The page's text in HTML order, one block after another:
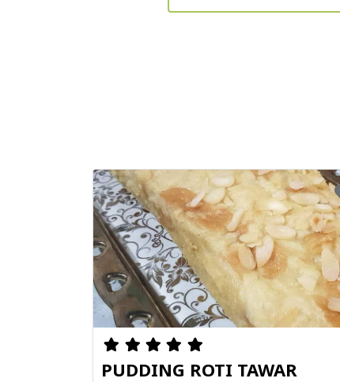
PUDDING ROTI TAWAR